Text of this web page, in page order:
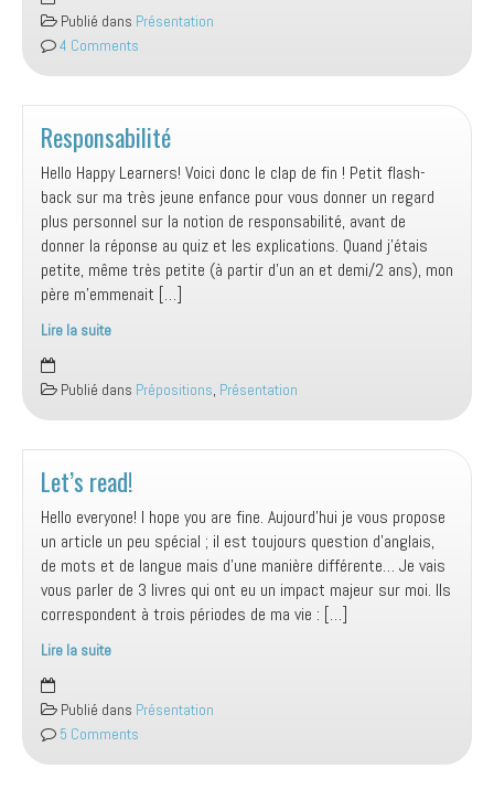
préparer
à
la
reprise
Publié dans Présentation
4 Comments
Responsabilité
Hello Happy Learners! Voici donc le clap de fin ! Petit flash-
back sur ma très jeune enfance pour vous donner un regard
plus personnel sur la notion de responsabilité, avant de
donner la réponse au quiz et les explications. Quand j’étais
petite, même très petite (à partir d’un an et demi/2 ans), mon
père m’emmenait […]
Lire la suite
Responsabilité
Publié dans Prépositions, Présentation
Let’s read!
Hello everyone! I hope you are fine. Aujourd’hui je vous propose
un article un peu spécial ; il est toujours question d’anglais,
de mots et de langue mais d’une manière différente… Je vais
vous parler de 3 livres qui ont eu un impact majeur sur moi. Ils
correspondent à trois périodes de ma vie : […]
Lire la suite
Let’s
read!
Publié dans Présentation
5 Comments